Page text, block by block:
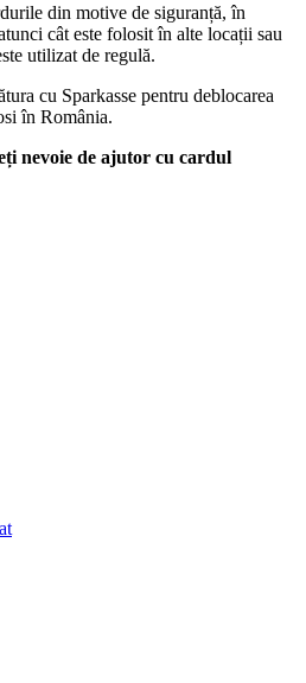
din motive de siguranță, în
cât este folosit în alte locații sau
utilizat de regulă.
cu Sparkasse pentru deblocarea
în România.
nevoie de ajutor cu cardul